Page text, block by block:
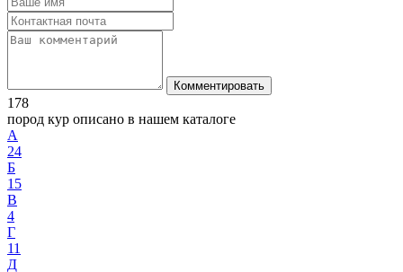
Комментировать
178
пород кур описано в нашем каталоге
А
24
Б
15
В
4
Г
11
Д